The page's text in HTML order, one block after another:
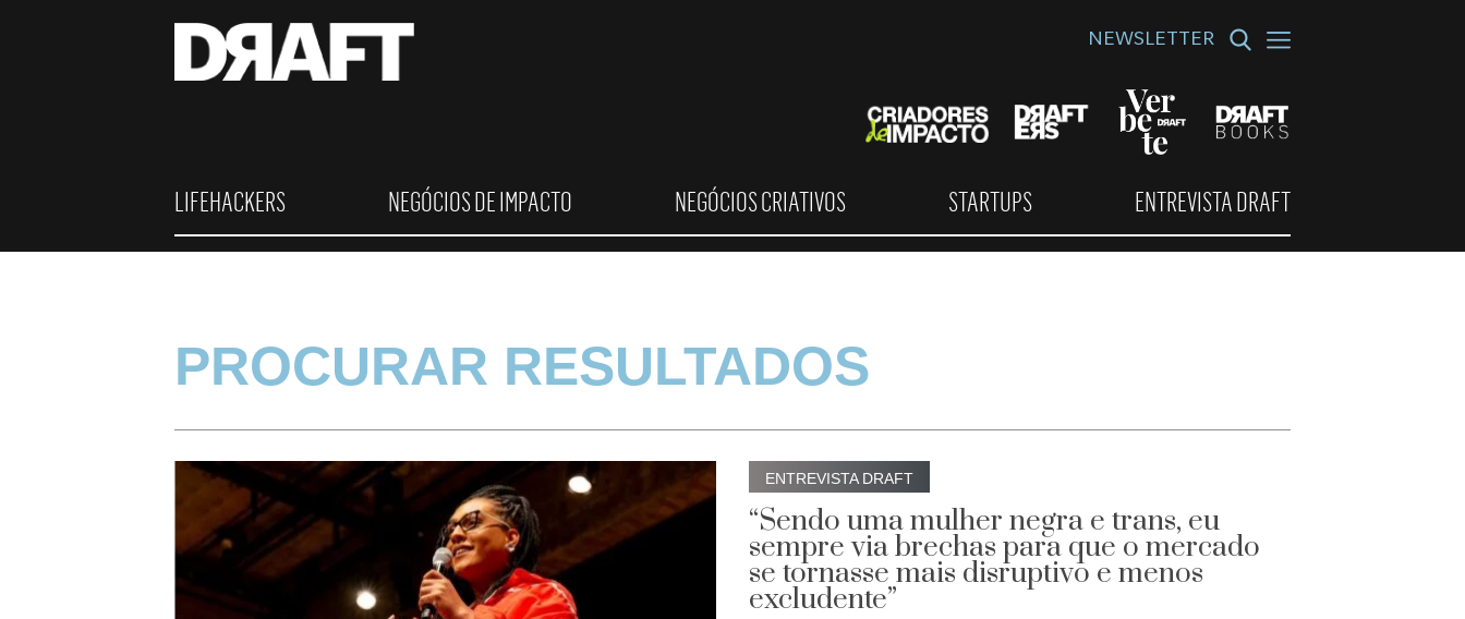
NEWSLETTER
LIFEHACKERS NEGÓCIOS DE IMPACTO NEGÓCIOS CRIATIVOS STARTUPS ENTREVISTA DRAFT
PROCURAR RESULTADOS
ENTREVISTA DRAFT
“Sendo uma mulher negra e trans, eu
sempre via brechas para que o mercado
se tornasse mais disruptivo e menos
excludente”